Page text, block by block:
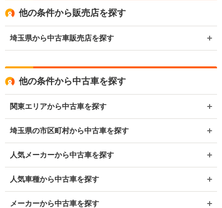
他の条件から販売店を探す
埼玉県から中古車販売店を探す
他の条件から中古車を探す
関東エリアから中古車を探す
埼玉県の市区町村から中古車を探す
人気メーカーから中古車を探す
人気車種から中古車を探す
メーカーから中古車を探す